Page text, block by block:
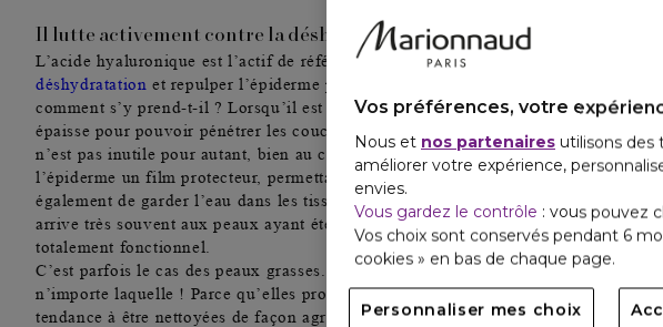
Il lutte activement contre la déshydratation de tous les types de peaux
L’acide hyaluronique est l’actif de référence pour
lutter contre le phénomène de
déshydratation et repulper l’épiderme pour qu’il retrouve confort, éclat et rebond.
comment s’y prend-t-il ? Lorsqu’il est à haut poids moléculaire, sa structure est
épaisse pour pouvoir pénétrer les couches de la peau. Résultat ? Il reste en
n’est pas inutile pour autant, bien au contraire ! À ce stade, il forme à la surface
l’épiderme unfilm protecteur, permettant de faire barrière contre la déshydratation
également de garder l’eau dans les tissus cutanés afin d’éviter le phénomène de
arrive très souvent aux peaux ayant été agressées et dont le film hydrolipidique
totalement fonctionnel.
C’est parfois le cas des peaux grasses. Elles aussi ont besoin d’hydratation, mais
n’importe laquelle ! Parce qu’elles produisent du sébum en grande quantité, elles
tendance à être nettoyées de façon agressive. Du coup, leur barrière
Vos préférences, votre
Nous et nos partenaires utilisons des
améliorer votre expérience,
envies.
Vous gardez le contrôle : vous pouvez
Vos choix sont conservés pendant 6
cookies » en bas de chaque page.
Personnaliser mes choix